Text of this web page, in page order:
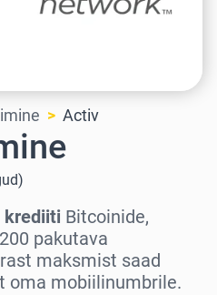
Activ
)
krediiti Bitcoinide,
pakutava
maksmist saad
oma mobiilinumbrile.